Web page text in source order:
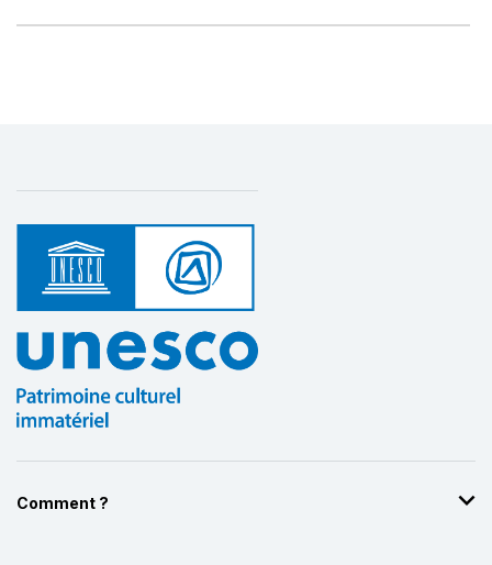
Montant (US$)1 020 484
Comment ?